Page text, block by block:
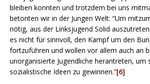
bleiben konnten und trotzdem bei uns
betonten wir in der Jungen Welt: “Um
nötig, aus der Linksjugend Solid
es nicht für sinnvoll, den Kampf um den
fortzuführen und wollen vor allem auch an
unorganisierte Jugendliche herantreten, um
sozialistische Ideen zu gewinnen.”[6]